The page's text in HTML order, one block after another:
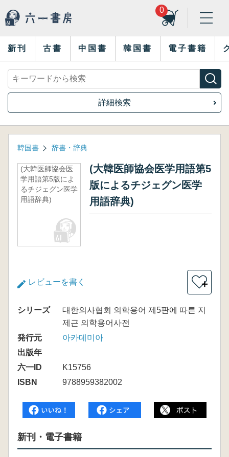
0
新刊 古書 中国書 韓国書 電子書籍
詳細検索
韓国書 辞書・辞典
(大韓医師協会医
学用語第5版によ
るチジェグン医学
用語辞典)
(大韓医師協会医学用語第5
版によるチジェグン医学
用語辞典)
レビューを書く ＋
シリーズ
대한의사협회 의학용어 제5판에 따른 지
제근 의학용어사전
発行元
아카데미아
出版年
六一ID
K15756
ISBN
9788959382002
新刊・電子書籍